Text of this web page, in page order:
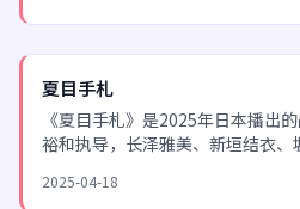
夏目手札
《夏目手札》是2025年日本播出
裕和执导，长泽雅美、新垣结衣
2025-04-18